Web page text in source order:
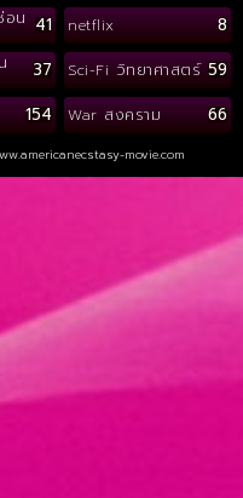
อน 41 netflix 8
37 Sci-Fi วิทยาศาสตร์ 59
154 War สงคราม 66
movie.com